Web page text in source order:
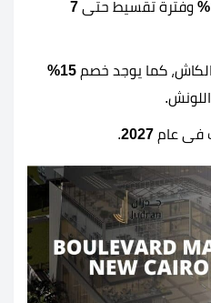
وفترة تقسيط حتى 7
كما يوجد خصم 15%
فى عام 2027
.